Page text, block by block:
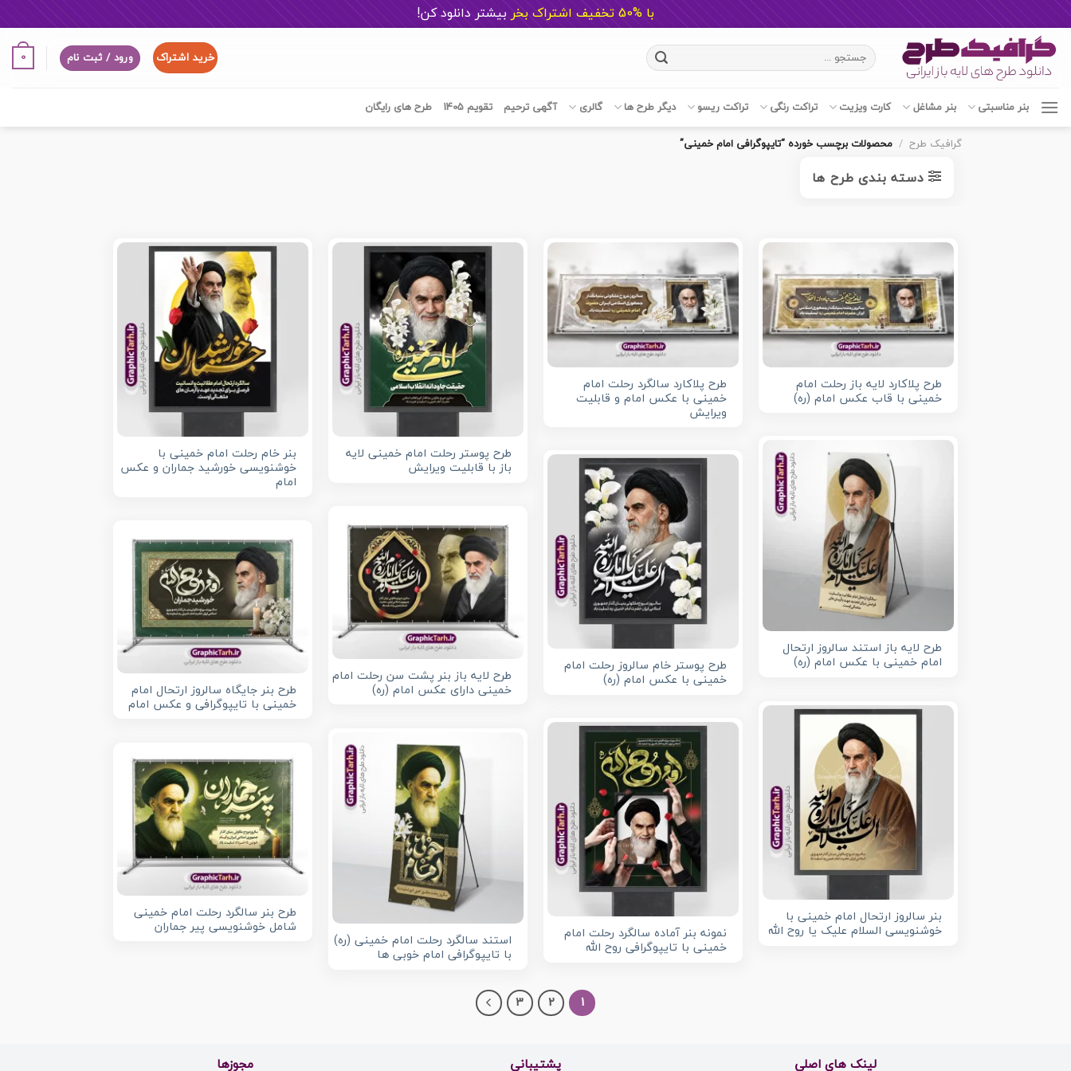
با %50 تخفیف اشتراک بخر بیشتر دانلود کن!
content
جستجو
برای:
خرید اشتراک ورود / ثبت نام 0
بنر مناسبتی بنر مشاغل کارت ویزیت تراکت رنگی تراکت ریسو دیگر طرح ها گالری آگهی ترحیم تقویم 1405 طرح های رایگان
گرافیک طرح / محصولات برچسب خورده “تایپوگرافی امام خمینی”
دسته بندی طرح ها
طرح پلاکارد لایه باز رحلت امام
خمینی با قاب عکس امام (ره)
طرح پلاکارد سالگرد رحلت امام
خمینی با عکس امام و قابلیت
ویرایش
طرح پوستر رحلت امام خمینی لایه
باز با قابلیت ویرایش
بنر خام رحلت امام خمینی با
خوشنویسی خورشید جماران و عکس
امام
طرح لایه باز استند سالروز ارتحال
امام خمینی با عکس امام (ره)
طرح پوستر خام سالروز رحلت امام
خمینی با عکس امام (ره)
طرح لایه باز بنر پشت سن رحلت امام
خمینی دارای عکس امام (ره)
طرح بنر جایگاه سالروز ارتحال امام
خمینی با تایپوگرافی و عکس امام
بنر سالروز ارتحال امام خمینی با
خوشنویسی السلام علیک یا روح الله
نمونه بنر آماده سالگرد رحلت امام
خمینی با تایپوگرافی روح الله
استند سالگرد رحلت امام خمینی (ره)
با تایپوگرافی امام خوبی ها
طرح بنر سالگرد رحلت امام خمینی
شامل خوشنویسی پیر جماران
1
2
3
لینک های اصلی پشتیبانی مجوزها